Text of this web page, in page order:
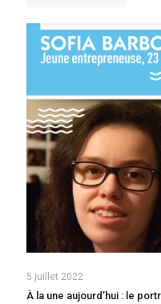
5 juillet 2022
À la une aujourd’hui : le